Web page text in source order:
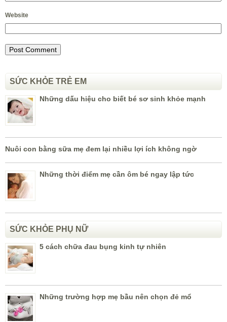
Website
SỨC KHỎE TRẺ EM
Những dấu hiệu cho biết bé sơ sinh khỏe mạnh
Nuôi con bằng sữa mẹ đem lại nhiều lợi ích không ngờ
Những thời điểm mẹ cần ôm bé ngay lập tức
SỨC KHỎE PHỤ NỮ
5 cách chữa đau bụng kinh tự nhiên
Những trường hợp mẹ bầu nên chọn đẻ mổ